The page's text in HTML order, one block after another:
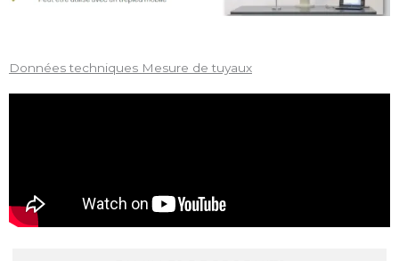
Données techniques Mesure de tuyaux